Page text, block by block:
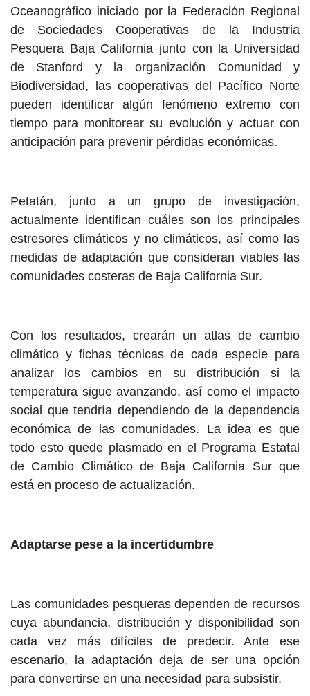
Oceanográfico iniciado por la Federación Regional
de Sociedades Cooperativas de la Industria
Pesquera Baja California junto con la Universidad
de Stanford y la organización Comunidad y
Biodiversidad, las cooperativas del Pacífico Norte
pueden identificar algún fenómeno extremo con
tiempo para monitorear su evolución y actuar con
anticipación para prevenir pérdidas económicas.
Petatán, junto a un grupo de investigación,
actualmente identifican cuáles son los principales
estresores climáticos y no climáticos, así como las
medidas de adaptación que consideran viables las
comunidades costeras de Baja California Sur.
Con los resultados, crearán un atlas de cambio
climático y fichas técnicas de cada especie para
analizar los cambios en su distribución si la
temperatura sigue avanzando, así como el impacto
social que tendría dependiendo de la dependencia
económica de las comunidades. La idea es que
todo esto quede plasmado en el Programa Estatal
de Cambio Climático de Baja California Sur que
está en proceso de actualización.
Adaptarse pese a la incertidumbre
Las comunidades pesqueras dependen de recursos
cuya abundancia, distribución y disponibilidad son
cada vez más difíciles de predecir. Ante ese
escenario, la adaptación deja de ser una opción
para convertirse en una necesidad para subsistir.